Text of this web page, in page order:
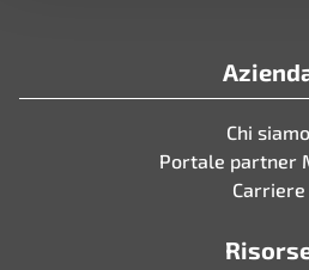
Chi siamo
Portale partner
Carriere